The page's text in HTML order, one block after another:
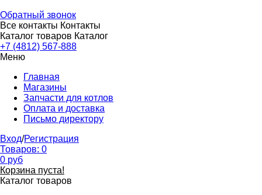
Обратный звонок
Все контакты Контакты
Каталог товаров Каталог
+7 (4812) 567-888
Меню
Главная
Магазины
Запчасти для котлов
Оплата и доставка
Письмо директору
Вход/Регистрация
Товаров: 0
0 руб
Корзина пуста!
Каталог товаров